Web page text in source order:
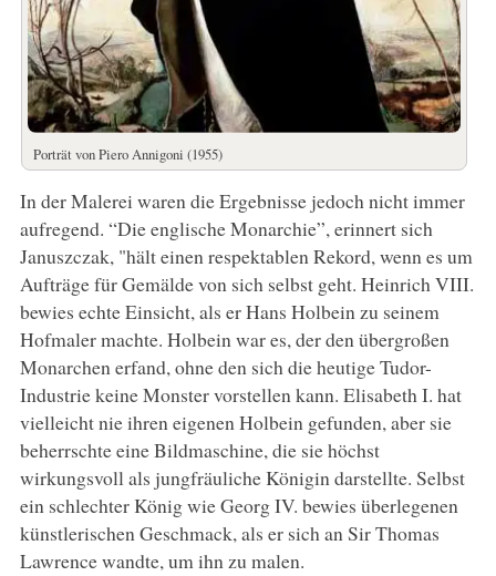
Porträt von Piero Annigoni (1955)
In der Malerei waren die Ergebnisse jedoch nicht immer
aufregend. “Die englische Monarchie”, erinnert sich
Januszczak, "hält einen respektablen Rekord, wenn es um
Aufträge für Gemälde von sich selbst geht. Heinrich VIII.
bewies echte Einsicht, als er Hans Holbein zu seinem
Hofmaler machte. Holbein war es, der den übergroßen
Monarchen erfand, ohne den sich die heutige Tudor-
Industrie keine Monster vorstellen kann. Elisabeth I. hat
vielleicht nie ihren eigenen Holbein gefunden, aber sie
beherrschte eine Bildmaschine, die sie höchst
wirkungsvoll als jungfräuliche Königin darstellte. Selbst
ein schlechter König wie Georg IV. bewies überlegenen
künstlerischen Geschmack, als er sich an Sir Thomas
Lawrence wandte, um ihn zu malen.